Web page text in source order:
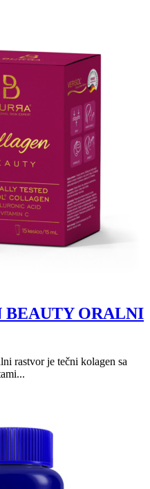
BEAUTY ORALNI
rastvor je tečni kolagen sa